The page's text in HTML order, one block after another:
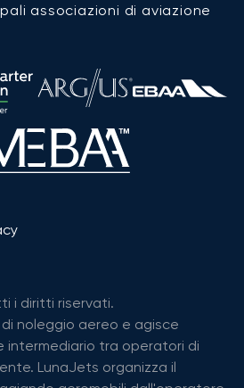
associazioni di aviazione
i diritti riservati.
noleggio aereo e agisce
intermediario tra operatori di
LunaJets organizza il